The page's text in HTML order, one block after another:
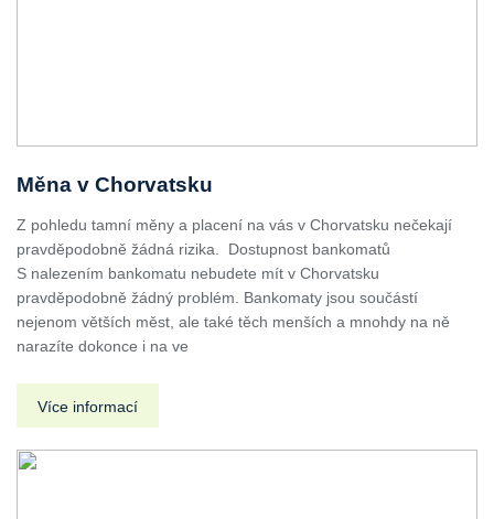
Měna v Chorvatsku
Z pohledu tamní měny a placení na vás v Chorvatsku nečekají
pravděpodobně žádná rizika. Dostupnost bankomatů
S nalezením bankomatu nebudete mít v Chorvatsku
pravděpodobně žádný problém. Bankomaty jsou součástí
nejenom větších měst, ale také těch menších a mnohdy na ně
narazíte dokonce i na ve
Více informací